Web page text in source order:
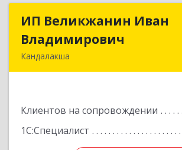
ИП Великжанин Иван
Владимирович
Кандалакша
Клиентов на сопровождении
1С:Специалист
ИП